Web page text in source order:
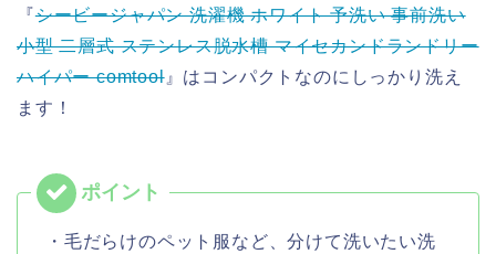
『シービージャパン 洗濯機 ホワイト 予洗い 事前洗い
小型 二層式 ステンレス脱水槽 マイセカンドランドリー
ハイパー comtool』はコンパクトなのにしっかり洗え
ます！
・毛だらけのペット服など、分けて洗いたい洗